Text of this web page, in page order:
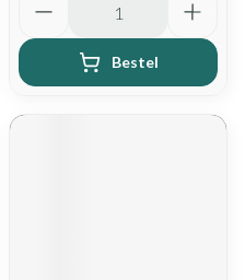
Bestel